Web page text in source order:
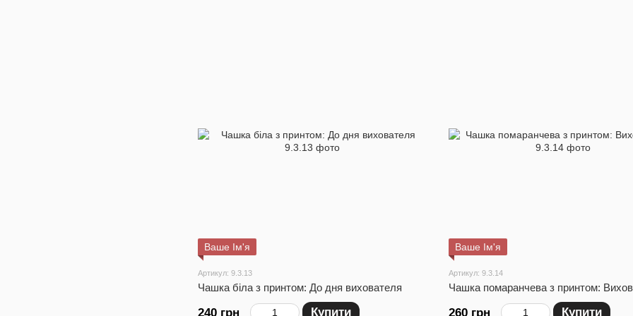
Ваше Ім'я
Артикул: 9.3.13
Чашка біла з принтом: До дня вихователя
240 грн Купити
Ваше Ім'я
Артикул: 9.3.14
Чашка помаранчева з принтом:
260 грн Купити